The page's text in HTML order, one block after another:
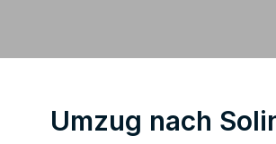
Umzug nach